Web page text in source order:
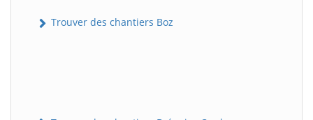
Trouver des chantiers Boz